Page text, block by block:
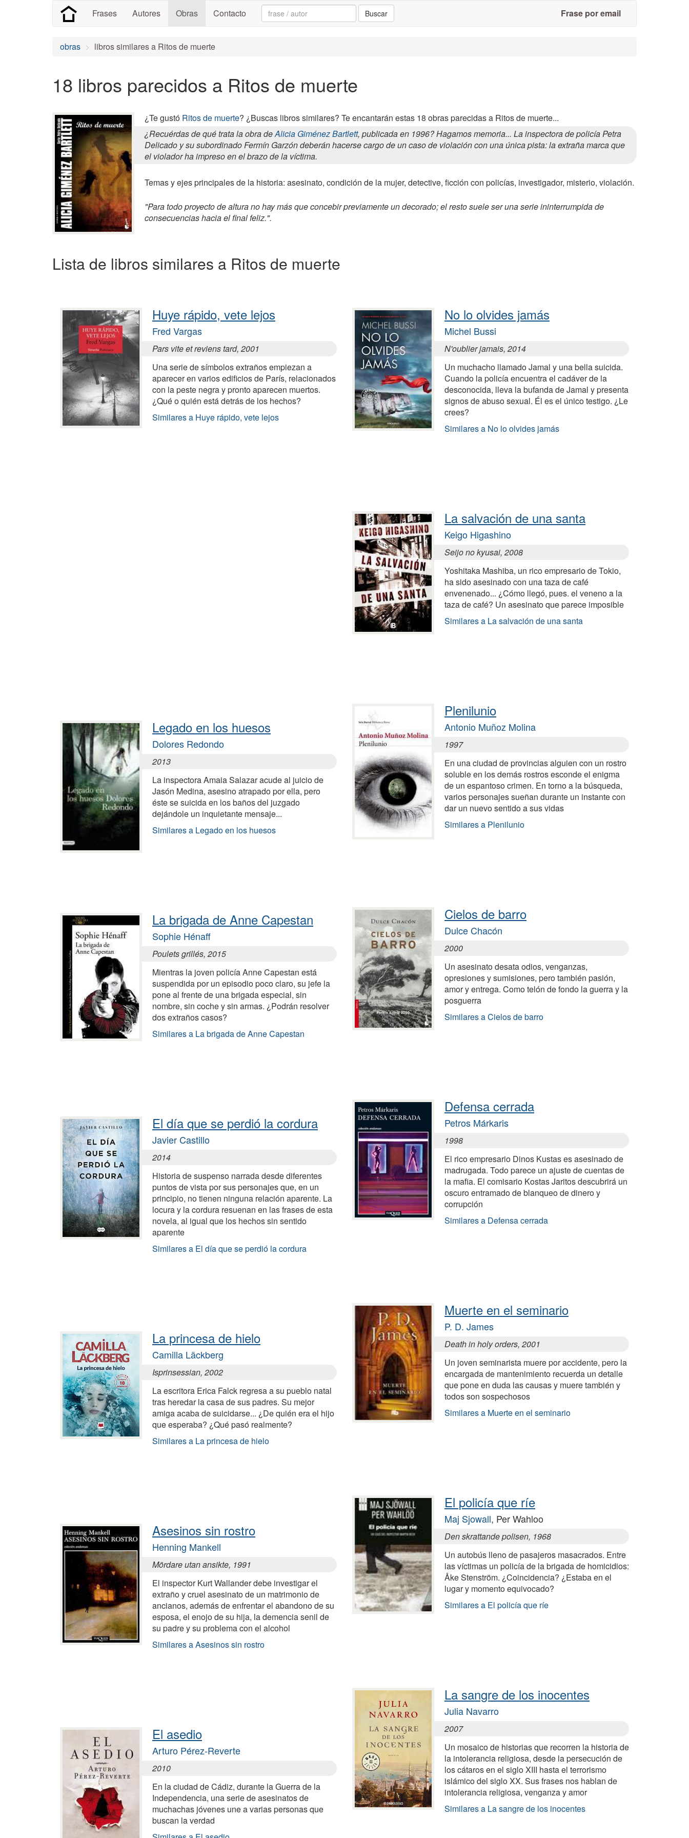
Frases Autores Obras Contacto Search: Buscar Frase por email
obras libros similares a Ritos de muerte
18 libros parecidos a Ritos de muerte
¿Te gustó Ritos de muerte? ¿Buscas libros similares? Te encantarán estas 18 obras parecidas a Ritos de muerte...
¿Recuérdas de qué trata la obra deAlicia Giménez Bartlett, publicada en 1996? Hagamos memoria... La inspectora de policía Petra
Delicado y su subordinado Fermín Garzón deberán hacerse cargo de un caso de violación con una única pista: la extraña marca que
el violador ha impreso en el brazo de la víctima.
Temas y ejes principales de la historia: asesinato, condición de la mujer, detective, ficción con policías, investigador, misterio, violación.
"Para todo proyecto de altura no hay más que concebir previamente un decorado; el resto suele ser una serie ininterrumpida de
consecuencias hacia el final feliz.".
Lista de libros similares a Ritos de muerte
Huye rápido, vete lejos
Fred Vargas
Pars vite et reviens tard, 2001
Una serie de símbolos extraños empiezan a
aparecer en varios edificios de París, relacionados
con la peste negra y pronto aparecen muertos.
¿Qué o quién está detrás de los hechos?
Similares a Huye rápido, vete lejos
Legado en los huesos
Dolores Redondo
2013
La inspectora Amaia Salazar acude al juicio de
Jasón Medina, asesino atrapado por ella, pero
éste se suicida en los baños del juzgado
dejándole un inquietante mensaje...
Similares a Legado en los huesos
La brigada de Anne Capestan
Sophie Hénaff
Poulets grillés, 2015
Mientras la joven policía Anne Capestan está
suspendida por un episodio poco claro, su jefe la
pone al frente de una brigada especial, sin
nombre, sin coche y sin armas. ¿Podrán resolver
dos extraños casos?
Similares a La brigada de Anne Capestan
El día que se perdió la cordura
Javier Castillo
2014
Historia de suspenso narrada desde diferentes
puntos de vista por sus personajes que, en un
principio, no tienen ninguna relación aparente. La
locura y la cordura resuenan en las frases de esta
novela, al igual que los hechos sin sentido
aparente
Similares a El día que se perdió la cordura
La princesa de hielo
Camilla Läckberg
Isprinsessian, 2002
La escritora Erica Falck regresa a su pueblo natal
tras heredar la casa de sus padres. Su mejor
amiga acaba de suicidarse... ¿De quién era el hijo
que esperaba? ¿Qué pasó realmente?
Similares a La princesa de hielo
Asesinos sin rostro
Henning Mankell
Mördare utan ansikte, 1991
El inspector Kurt Wallander debe investigar el
extraño y cruel asesinato de un matrimonio de
ancianos, además de enfrentar el abandono de su
esposa, el enojo de su hija, la demencia senil de
su padre y su problema con el alcohol
Similares a Asesinos sin rostro
El asedio
Arturo Pérez-Reverte
2010
En la ciudad de Cádiz, durante la Guerra de la
Independencia, una serie de asesinatos de
muchachas jóvenes une a varias personas que
buscan la verdad
No lo olvides jamás
Michel Bussi
N'oublier jamais, 2014
Un muchacho llamado Jamal y una bella suicida.
Cuando la policía encuentra el cadáver de la
desconocida, lleva la bufanda de Jamal y presenta
signos de abuso sexual. Él es el único testigo. ¿Le
crees?
Similares a No lo olvides jamás
La salvación de una santa
Keigo Higashino
Seijo no kyusai, 2008
Yoshitaka Mashiba, un rico empresario de Tokio,
ha sido asesinado con una taza de café
envenenado... ¿Cómo llegó, pues. el veneno a la
taza de café? Un asesinato que parece imposible
Similares a La salvación de una santa
Plenilunio
Antonio Muñoz Molina
1997
En una ciudad de provincias alguien con un rostro
soluble en los demás rostros esconde el enigma
de un espantoso crimen. En torno a la búsqueda,
varios personajes sueñan durante un instante con
dar un nuevo sentido a sus vidas
Similares a Plenilunio
Cielos de barro
Dulce Chacón
2000
Un asesinato desata odios, venganzas,
opresiones y sumisiones, pero también pasión,
amor y entrega. Como telón de fondo la guerra y la
posguerra
Similares a Cielos de barro
Defensa cerrada
Petros Márkaris
1998
El rico empresario Dinos Kustas es asesinado de
madrugada. Todo parece un ajuste de cuentas de
la mafia. El comisario Kostas Jaritos descubrirá un
oscuro entramado de blanqueo de dinero y
corrupción
Similares a Defensa cerrada
Muerte en el seminario
P. D. James
Death in holy orders, 2001
Un joven seminarista muere por accidente, pero la
encargada de mantenimiento recuerda un detalle
que pone en duda las causas y muere también y
todos son sospechosos
Similares a Muerte en el seminario
El policía que ríe
Maj Sjowall, Per Wahloo
Den skrattande polisen, 1968
Un autobús lleno de pasajeros masacrados. Entre
las víctimas un policía de la brigada de homicidios:
Åke Stenström. ¿Coincidencia? ¿Estaba en el
lugar y momento equivocado?
Similares a El policía que ríe
La sangre de los inocentes
Julia Navarro
2007
Un mosaico de historias que recorren la historia de
la intolerancia religiosa, desde la persecución de
los cátaros en el siglo XIII hasta el terrorismo
islámico del siglo XX. Sus frases nos hablan de
intolerancia religiosa, venganza y amor
Similares a La sangre de los inocentes